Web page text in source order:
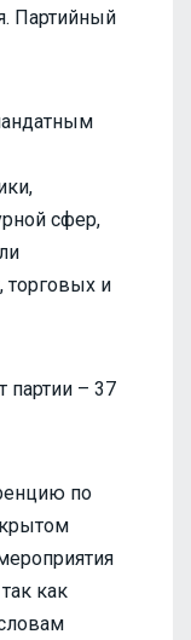
Партийный
сфер,
и
партии – 37
по
как